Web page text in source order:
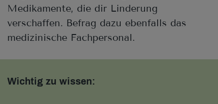
Medikamente, die dir Linderung
verschaffen. Befrag dazu ebenfalls das
medizinische Fachpersonal.
Wichtig zu wissen: